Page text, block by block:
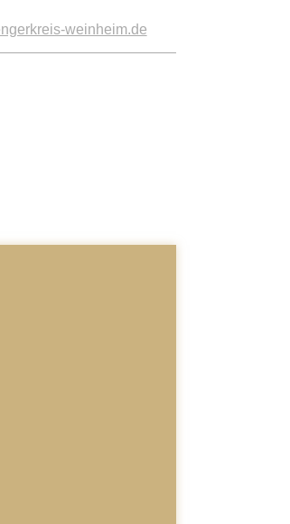
weinheim.de